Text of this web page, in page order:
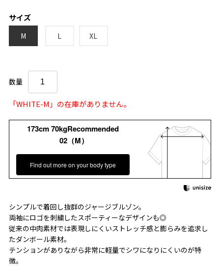
サイズ
M L XL
数量
「WHITE-M」の在庫がありません。
173cm 70kgRecommended
02（M）
Find out more on your body type
シンプルで着回し抜群のジャージブルゾン。
両袖にロゴを刺繍したスポーティーなデザインも◎
従来の中肉素材では表現しにくいストレッチ感と膨らみを追求し
たダンボール素材。
テンションがありながら非常に軽量でシワになりにくいのが特
徴。